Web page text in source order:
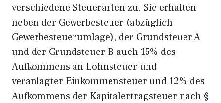
verschiedene Steuerarten zu. Sie erhalten
neben der Gewerbesteuer (abzüglich
Gewerbesteuerumlage), der Grundsteuer A
und der Grundsteuer B auch 15% des
Aufkommens an Lohnsteuer und
veranlagter Einkommensteuer und 12% des
Aufkommens der Kapitalertragsteuer nach §